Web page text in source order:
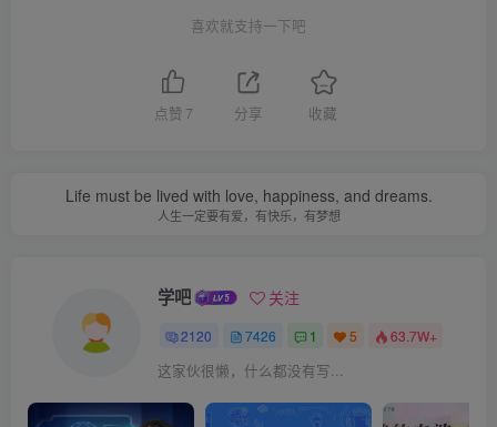
喜欢就支持一下吧
点赞 7 分享 收藏
Life must be lived with love, happiness, and dreams.
人生一定要有爱，有快乐，有梦想
学吧 关注
2120 7426 1 5 63.7W+
这家伙很懒，什么都没有写...